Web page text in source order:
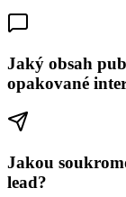
Jaký obsah
opakované
Jakou
lead?